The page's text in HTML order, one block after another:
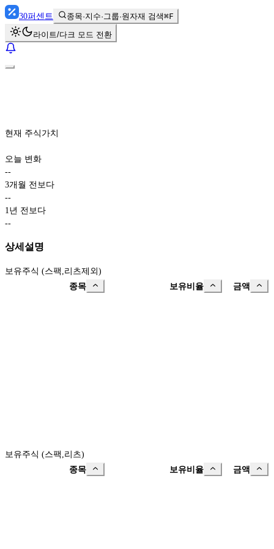
30퍼센트 종목·지수·그룹·원자재 검색⌘F
라이트/다크 모드 전환
현재 주식가치
오늘 변화
--
3개월 전보다
--
1년 전보다
--
상세설명
보유주식 (스팩,리츠제외)
종목
보유비율 금액
보유주식 (스팩,리츠)
종목
보유비율 금액